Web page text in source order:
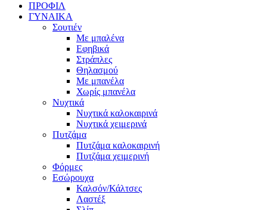
ΠΡΟΦΙΛ
ΓΥΝΑΙΚΑ
Σουτιέν
Με μπαλένα
Εφηβικά
Στράπλες
Θηλασμού
Με μπανέλα
Χωρίς μπανέλα
Νυχτικά
Νυχτικά καλοκαιρινά
Νυχτικά χειμερινά
Πυτζάμα
Πυτζάμα καλοκαιρινή
Πυτζάμα χειμερινή
Φόρμες
Εσώρουχα
Καλσόν/Κάλτσες
Λαστέξ